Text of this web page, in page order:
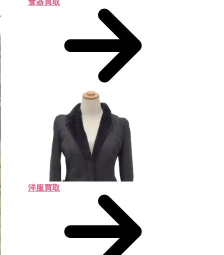
食器買取
洋服買取